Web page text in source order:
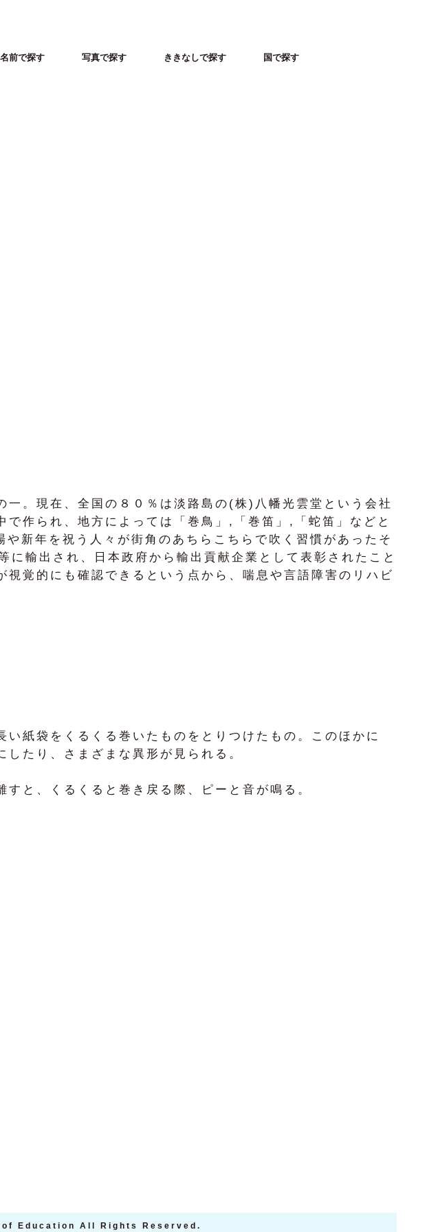
名前で探す 写真で探す ききなしで探す 国で探す
。現在、全国の８０％は淡路島の(株)八幡光雲堂という会社
作られ、地方によっては「巻鳥」,「巻笛」,「蛇笛」などと
新年を祝う人々が街角のあちらこちらで吹く習慣があったそ
輸出され、日本政府から輸出貢献企業として表彰されたこと
覚的にも確認できるという点から、喘息や言語障害のリハビ
紙袋をくるくる巻いたものをとりつけたもの。このほかに
たり、さまざまな異形が見られる。
と、くるくると巻き戻る際、ピーと音が鳴る。
of Education All Rights Reserved.